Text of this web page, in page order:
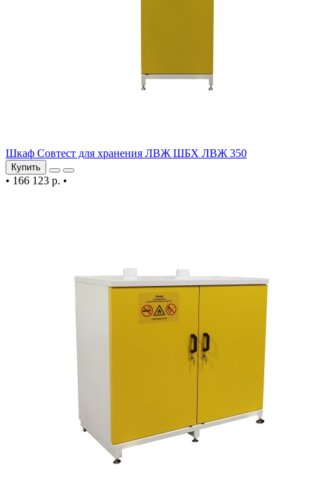
Шкаф Совтест для хранения ЛВЖ ШБХ ЛВЖ 350
Купить
• 166 123 р. •